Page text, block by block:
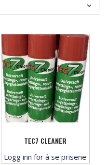
TEC7 CLEANER
Logg inn for å se prisene